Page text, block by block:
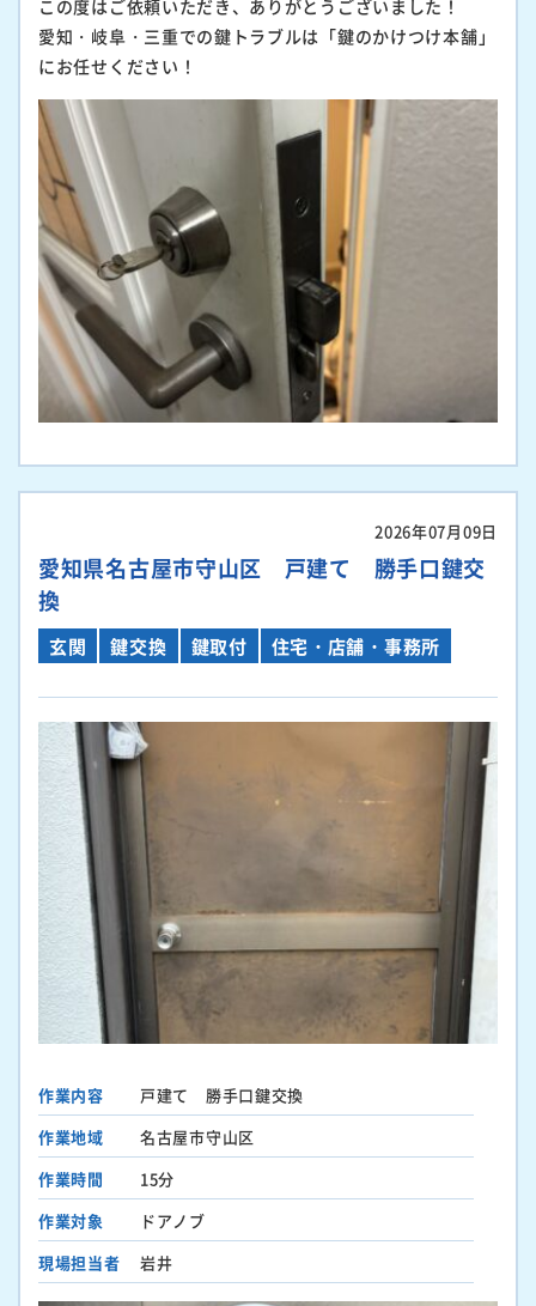
この度はご依頼いただき、ありがとうございました！
愛知・岐阜・三重での鍵トラブルは「鍵のかけつけ本舗」
にお任せください！
2026年07月09日
愛知県名古屋市守山区 戸建て 勝手口鍵交
換
玄関 鍵交換 鍵取付 住宅・店舗・事務所
作業内容
戸建て 勝手口鍵交換
作業地域
名古屋市守山区
作業時間
15分
作業対象
ドアノブ
現場担当者
岩井